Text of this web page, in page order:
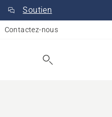
Soutien
Contactez-nous